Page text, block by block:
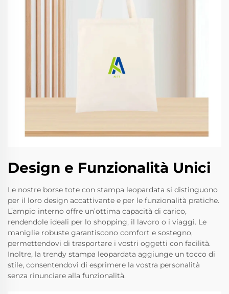
Design e Funzionalità Unici
Le nostre borse tote con stampa leopardata si distinguono
per il loro design accattivante e per le funzionalità pratiche.
L’ampio interno offre un’ottima capacità di carico,
rendendole ideali per lo shopping, il lavoro o i viaggi. Le
maniglie robuste garantiscono comfort e sostegno,
permettendovi di trasportare i vostri oggetti con facilità.
Inoltre, la trendy stampa leopardata aggiunge un tocco di
stile, consentendovi di esprimere la vostra personalità
senza rinunciare alla funzionalità.